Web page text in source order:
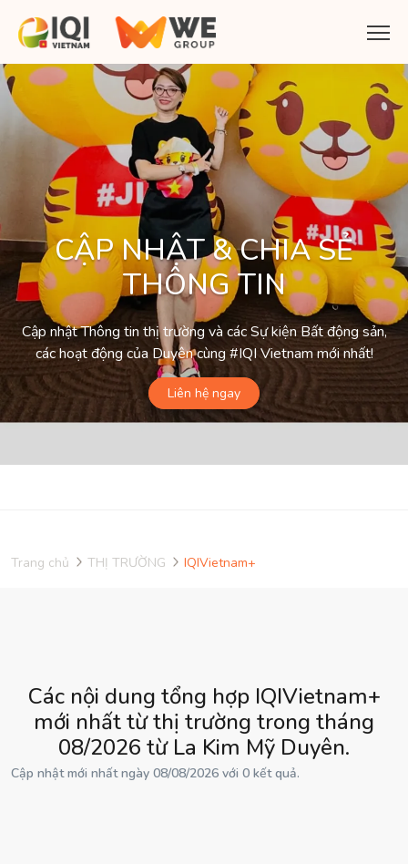
CẬP NHẬT & CHIA SẺ
THÔNG TIN
Cập nhật Thông tin thị trường và các Sự kiện Bất động sản,
các hoạt động của Duyên cùng #IQI Vietnam mới nhất!
Liên hệ ngay
Trang chủ THỊ TRƯỜNG IQIVietnam+
Các nội dung tổng hợp IQIVietnam+
mới nhất từ thị trường trong tháng
08/2026 từ La Kim Mỹ Duyên.
Cập nhật mới nhất ngày 08/08/2026 với 0 kết quả.